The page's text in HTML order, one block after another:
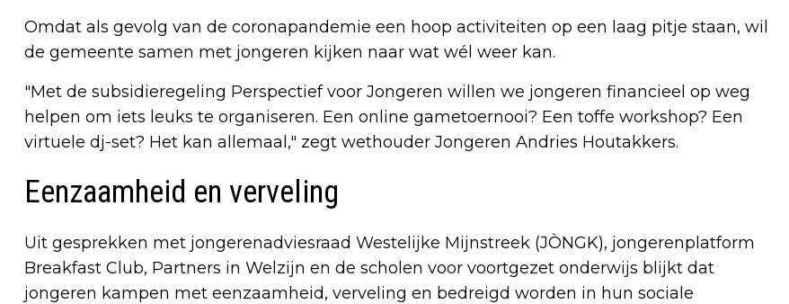
Omdat als gevolg van de coronapandemie een hoop activiteiten op een laag pitje staan, wil
de gemeente samen met jongeren kijken naar wat wél weer kan.
"Met de subsidieregeling Perspectief voor Jongeren willen we jongeren financieel op weg
helpen om iets leuks te organiseren. Een online gametoernooi? Een toffe workshop? Een
virtuele dj-set? Het kan allemaal," zegt wethouder Jongeren Andries Houtakkers.
Eenzaamheid en verveling
Uit gesprekken met jongerenadviesraad Westelijke Mijnstreek (JÒNGK), jongerenplatform
Breakfast Club, Partners in Welzijn en de scholen voor voortgezet onderwijs blijkt dat
jongeren kampen met eenzaamheid, verveling en bedreigd worden in hun sociale